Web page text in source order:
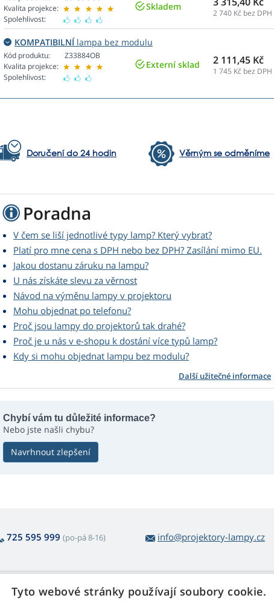
Kvalita projekce:
Spolehlivost:
Skladem
2 740 Kč bez DPH
KOMPATIBILNÍlampa bez modulu
Kód produktu:
Kvalita projekce:
Spolehlivost:
Z33884OB
Externí sklad 2 111,45 Kč
1 745 Kč bez DPH
Doručení do 24 hodin Věrným se odměníme
Poradna
V čem se liší jednotlivé typy lamp? Který vybrat?
Platí pro mne cena s DPH nebo bez DPH? Zasílání mimo EU.
Jakou dostanu záruku na lampu?
U nás získáte slevu za věrnost
Návod na výměnu lampy v projektoru
Mohu objednat po telefonu?
Proč jsou lampy do projektorů tak drahé?
Proč je u nás v e-shopu k dostání více typů lamp?
Kdy si mohu objednat lampu bez modulu?
Další užitečné informace
Chybí vám tu důležité informace?
Nebo jste našli chybu?
Navrhnout zlepšení
725 595 999 (po-pá 8-16) info@projektory-lampy.cz
O nákupu lamp Web Retail s.r.o.
Tyto webové stránky používají soubory cookie.